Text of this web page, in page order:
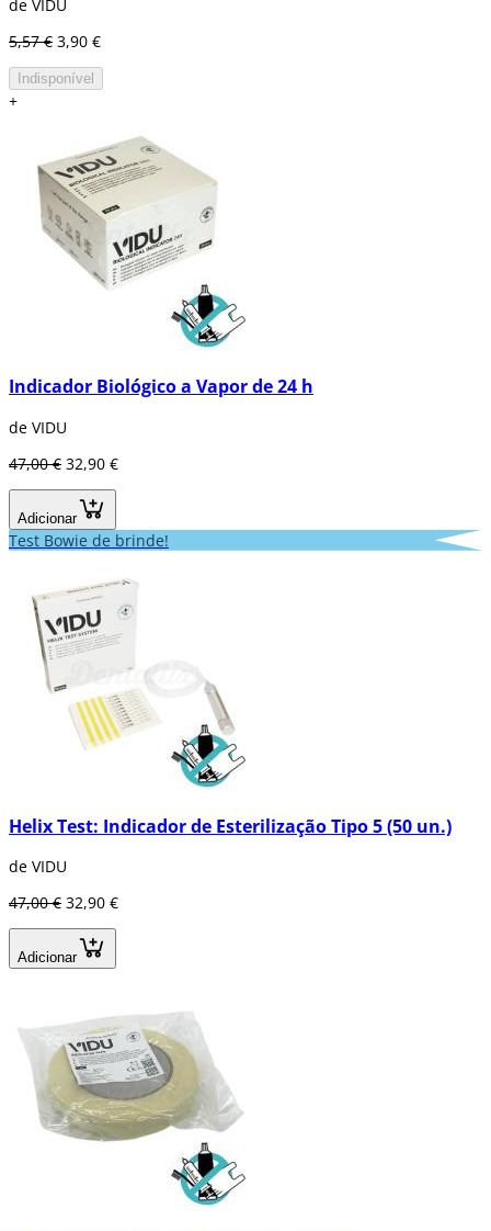
de VIDU
5,57 € 3,90 €
Indisponível
+
Indicador Biológico a Vapor de 24 h
de VIDU
47,00 € 32,90 €
Adicionar
Test Bowie de brinde!
Helix Test: Indicador de Esterilização Tipo 5 (50 un.)
de VIDU
47,00 € 32,90 €
Adicionar